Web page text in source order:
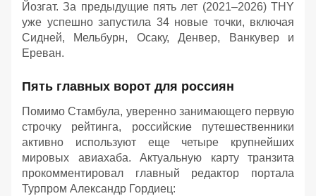
Йозгат. За предыдущие пять лет (2021–2026) THY
уже успешно запустила 34 новые точки, включая
Сидней, Мельбурн, Осаку, Денвер, Ванкувер и
Ереван.
Пять главных ворот для россиян
Помимо Стамбула, уверенно занимающего первую
строчку рейтинга, российские путешественники
активно используют еще четыре крупнейших
мировых авиахаба. Актуальную карту транзита
прокомментировал главный редактор портала
Турпром Александр Гордиец: